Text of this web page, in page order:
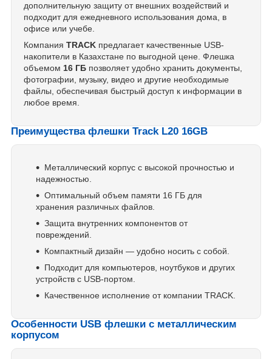
дополнительную защиту от внешних воздействий и
подходит для ежедневного использования дома, в
офисе или учебе.
Компания TRACK предлагает качественные USB-
накопители в Казахстане по выгодной цене. Флешка
объемом 16 ГБ позволяет удобно хранить документы,
фотографии, музыку, видео и другие необходимые
файлы, обеспечивая быстрый доступ к информации в
любое время.
Преимущества флешки Track L20 16GB
Металлический корпус с высокой прочностью и
надежностью.
Оптимальный объем памяти 16 ГБ для
хранения различных файлов.
Защита внутренних компонентов от
повреждений.
Компактный дизайн — удобно носить с собой.
Подходит для компьютеров, ноутбуков и других
устройств с USB-портом.
Качественное исполнение от компании TRACK.
Особенности USB флешки с металлическим
корпусом